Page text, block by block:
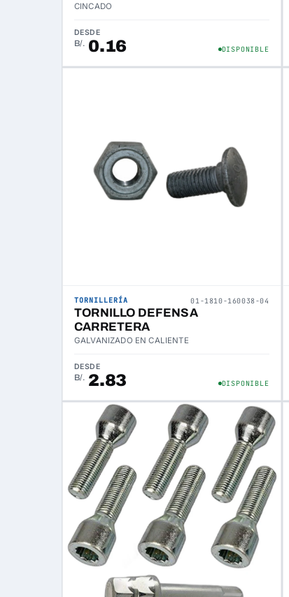
CINCADO
DESDE
B/. 0.16 DISPONIBLE
TORNILLERÍA 01-1810-160038-04
TORNILLO DEFENSA
CARRETERA
GALVANIZADO EN CALIENTE
DESDE
B/. 2.83 DISPONIBLE